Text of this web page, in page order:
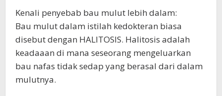
Kenali penyebab bau mulut lebih dalam:
Bau mulut dalam istilah kedokteran biasa
disebut dengan HALITOSIS. Halitosis adalah
keadaaan di mana seseorang mengeluarkan
bau nafas tidak sedap yang berasal dari dalam
mulutnya.